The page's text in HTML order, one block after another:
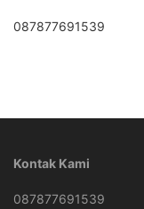
087877691539
Kontak Kami
087877691539